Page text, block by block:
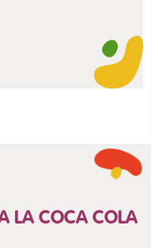
LA COCA COLA